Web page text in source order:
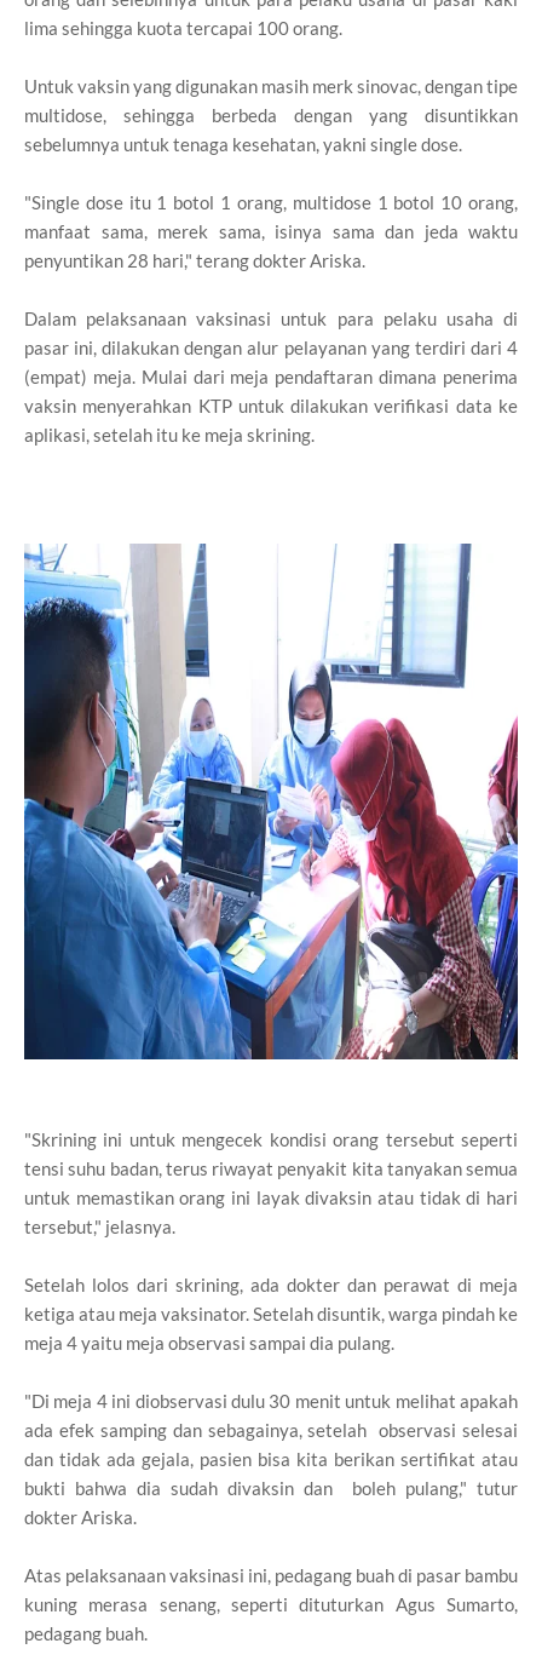
lima sehingga kuota tercapai 100 orang.
Untuk vaksin yang digunakan masih merk sinovac, dengan tipe
multidose, sehingga berbeda dengan yang disuntikkan
sebelumnya untuk tenaga kesehatan, yakni single dose.
"Single dose itu 1 botol 1 orang, multidose 1 botol 10 orang,
manfaat sama, merek sama, isinya sama dan jeda waktu
penyuntikan 28 hari," terang dokter Ariska.
Dalam pelaksanaan vaksinasi untuk para pelaku usaha di
pasar ini, dilakukan dengan alur pelayanan yang terdiri dari 4
(empat) meja. Mulai dari meja pendaftaran dimana penerima
vaksin menyerahkan KTP untuk dilakukan verifikasi data ke
aplikasi, setelah itu ke meja skrining.
"Skrining ini untuk mengecek kondisi orang tersebut seperti
tensi suhu badan, terus riwayat penyakit kita tanyakan semua
untuk memastikan orang ini layak divaksin atau tidak di hari
tersebut," jelasnya.
Setelah lolos dari skrining, ada dokter dan perawat di meja
ketiga atau meja vaksinator. Setelah disuntik, warga pindah ke
meja 4 yaitu meja observasi sampai dia pulang.
"Di meja 4 ini diobservasi dulu 30 menit untuk melihat apakah
ada efek samping dan sebagainya, setelah observasi selesai
dan tidak ada gejala, pasien bisa kita berikan sertifikat atau
bukti bahwa dia sudah divaksin dan boleh pulang," tutur
dokter Ariska.
Atas pelaksanaan vaksinasi ini, pedagang buah di pasar bambu
kuning merasa senang, seperti dituturkan Agus Sumarto,
pedagang buah.